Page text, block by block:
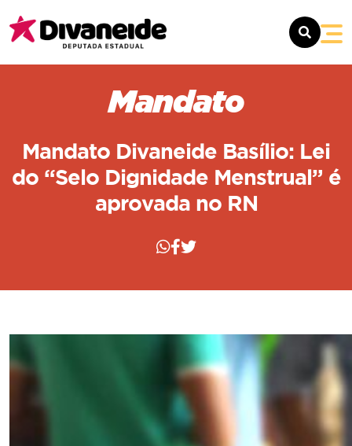
NOTÍCIAS
Mandato
Mandato Divaneide Basílio: Lei
do “Selo Dignidade Menstrual” é
aprovada no RN